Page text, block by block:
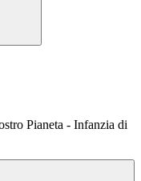
Pianeta - Infanzia di